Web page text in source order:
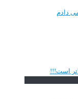
دادم